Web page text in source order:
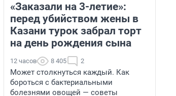
«Заказали на 3-летие»:
перед убийством жены в
Казани турок забрал торт
на день рождения сына
12 часов 8 405 2
Может столкнуться каждый. Как
бороться с бактериальными
болезнями овощей — советы